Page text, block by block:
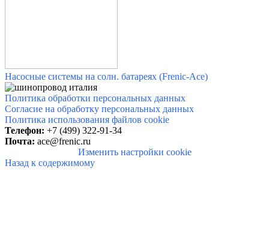
Насосные системы на солн. батареях (Frenic-Ace)
Политика обработки персональных данных
Согласие на обработку персональных данных
Политика использования файлов cookie
Телефон: +7 (499) 322-91-34
Почта: ace@frenic.ru
Изменить настройки cookie
Назад к содержимому